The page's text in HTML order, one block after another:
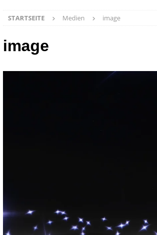
STARTSEITE Medien image
image